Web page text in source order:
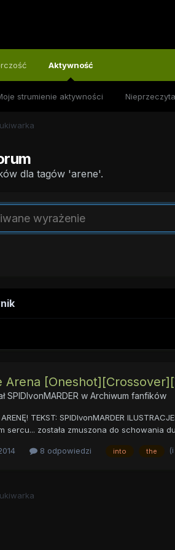
Aktywność
strumienie aktywności
dla tagów 'arene'.
Arena
SPIDIvonMARDER w Archiwum fanfików
TEKST: SPIDIvonMARDER
sercu... została zmuszona do schowania
8 odpowiedzi into the